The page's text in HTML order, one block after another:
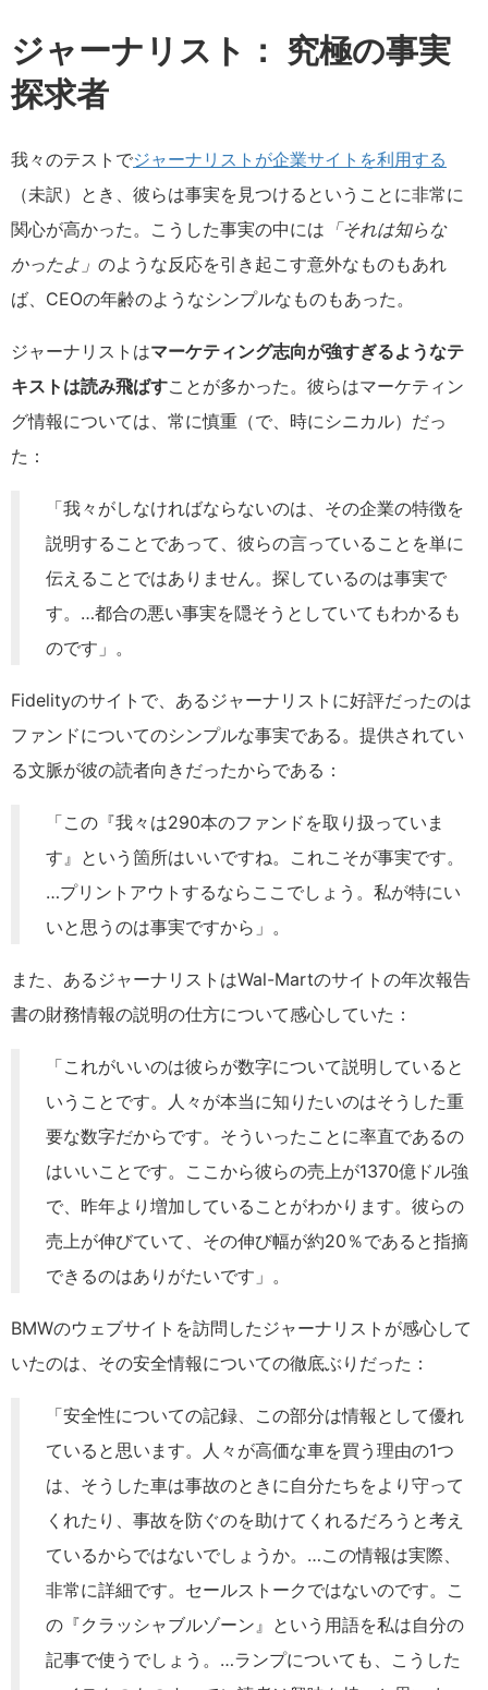
ジャーナリスト： 究極の事実
探求者
我々のテストでジャーナリストが企業サイトを利用する
（未訳）とき、彼らは事実を見つけるということに非常に
関心が高かった。こうした事実の中には 「それは知らな
かったよ」 のような反応を引き起こす意外なものもあれ
ば、CEOの年齢のようなシンプルなものもあった。
ジャーナリストはマーケティング志向が強すぎるようなテ
キストは読み飛ばすことが多かった。彼らはマーケティン
グ情報については、常に慎重（で、時にシニカル）だっ
た：
「我々がしなければならないのは、その企業の特徴を
説明することであって、彼らの言っていることを単に
伝えることではありません。探しているのは事実で
す。…都合の悪い事実を隠そうとしていてもわかるも
のです」。
Fidelityのサイトで、あるジャーナリストに好評だったのは
ファンドについてのシンプルな事実である。提供されてい
る文脈が彼の読者向きだったからである：
「この『我々は290本のファンドを取り扱っていま
す』という箇所はいいですね。これこそが事実です。
…プリントアウトするならここでしょう。私が特にい
いと思うのは事実ですから」。
また、あるジャーナリストはWal-Martのサイトの年次報告
書の財務情報の説明の仕方について感心していた：
「これがいいのは彼らが数字について説明していると
いうことです。人々が本当に知りたいのはそうした重
要な数字だからです。そういったことに率直であるの
はいいことです。ここから彼らの売上が1370億ドル強
で、昨年より増加していることがわかります。彼らの
売上が伸びていて、その伸び幅が約20％であると指摘
できるのはありがたいです」。
BMWのウェブサイトを訪問したジャーナリストが感心して
いたのは、その安全情報についての徹底ぶりだった：
「安全性についての記録、この部分は情報として優れ
ていると思います。人々が高価な車を買う理由の1つ
は、そうした車は事故のときに自分たちをより守って
くれたり、事故を防ぐのを助けてくれるだろうと考え
ているからではないでしょうか。…この情報は実際、
非常に詳細です。セールストークではないのです。こ
の『クラッシャブルゾーン』という用語を私は自分の
記事で使うでしょう。…ランプについても、こうした